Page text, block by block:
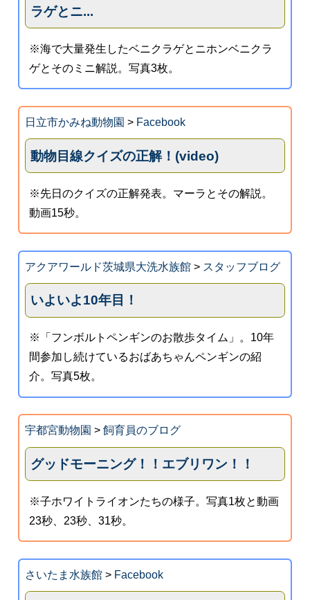
ラゲとニ...
※海で大量発生したベニクラゲとニホンベニクラ
ゲとそのミニ解説。写真3枚。
日立市かみね動物園 > Facebook
動物目線クイズの正解！(video)
※先日のクイズの正解発表。マーラとその解説。
動画15秒。
アクアワールド茨城県大洗水族館> スタッフブログ
いよいよ10年目！
※「フンボルトペンギンのお散歩タイム」。10年
間参加し続けているおばあちゃんペンギンの紹
介。写真5枚。
宇都宮動物園 > 飼育員のブログ
グッドモーニング！！エブリワン！！
※子ホワイトライオンたちの様子。写真1枚と動画
23秒、23秒、31秒。
さいたま水族館> Facebook